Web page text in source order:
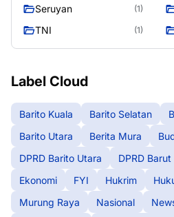
Seruyan (1)
TNI (1)
Label Cloud
Barito Kuala Barito Selatan
Barito Utara
Berita Mura
DPRD Barito Utara
DPRD Barut
Ekonomi
FYI Hukrim
Murung Raya
Nasional